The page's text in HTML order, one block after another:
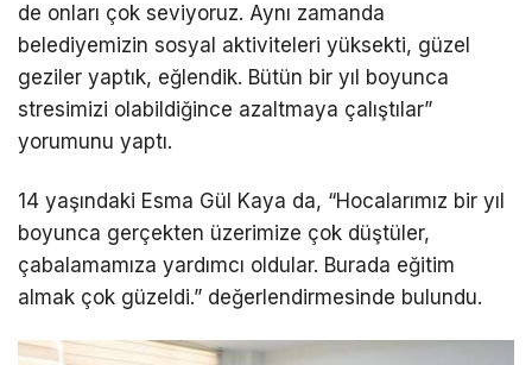
de onları çok seviyoruz. Aynı zamanda
belediyemizin sosyal aktiviteleri yüksekti, güzel
geziler yaptık, eğlendik. Bütün bir yıl boyunca
stresimizi olabildiğince azaltmaya çalıştılar”
yorumunu yaptı.
14 yaşındaki Esma Gül Kaya da, “Hocalarımız bir yıl
boyunca gerçekten üzerimize çok düştüler,
çabalamamıza yardımcı oldular. Burada eğitim
almak çok güzeldi.” değerlendirmesinde bulundu.